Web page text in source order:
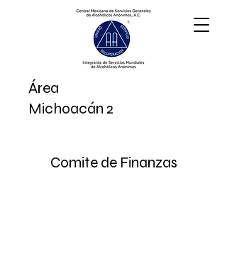
Área
Michoacán 2
Comite de Finanzas